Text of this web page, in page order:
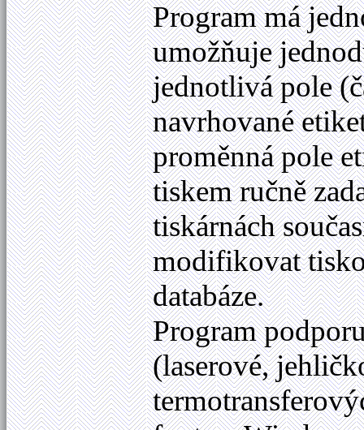
Program má
umožňuje
jednotlivá pole
navrhované
proměnná pole
tiskem ručně
tiskárnách
modifikovat
databáze.
Program
(laserové,